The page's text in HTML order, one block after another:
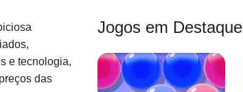
e tecnologia,
das
Jogos em Destaque